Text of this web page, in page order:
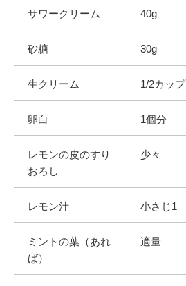
サワークリーム 40g
砂糖 30g
生クリーム 1/2カップ
卵白 1個分
レモンの皮のすり
おろし
少々
レモン汁 小さじ1
ミントの葉（あれ
ば）
適量